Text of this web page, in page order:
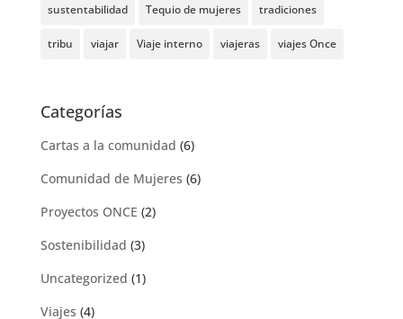
sustentabilidad Tequio de mujeres tradiciones
tribu viajar Viaje interno viajeras viajes Once
Categorías
Cartas a la comunidad (6)
Comunidad de Mujeres (6)
Proyectos ONCE (2)
Sostenibilidad (3)
Uncategorized (1)
Viajes (4)